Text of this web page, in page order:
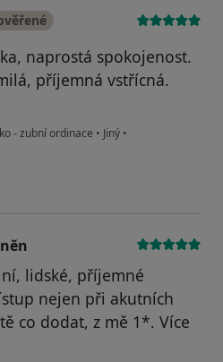
naprostá spokojenost.
příjemná vstřícná.
- zubní ordinace • Jiný •
lidské, příjemné
nejen při akutních
co dodat, z mě 1*. Více